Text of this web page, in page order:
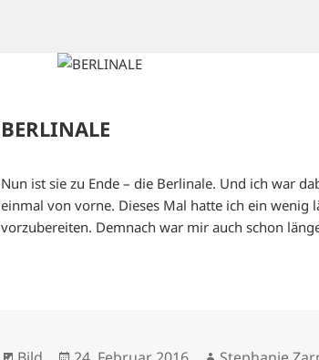
BERLINALE
Nun ist sie zu Ende – die Berlinale. Und ich war
einmal von vorne. Dieses Mal hatte ich ein wenig
vorzubereiten. Demnach war mir auch schon